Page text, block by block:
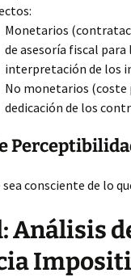
Monetarios
de asesoría fiscal
interpretación de los
No monetarios (coste
dedicación de los
consciente de lo
Análisis